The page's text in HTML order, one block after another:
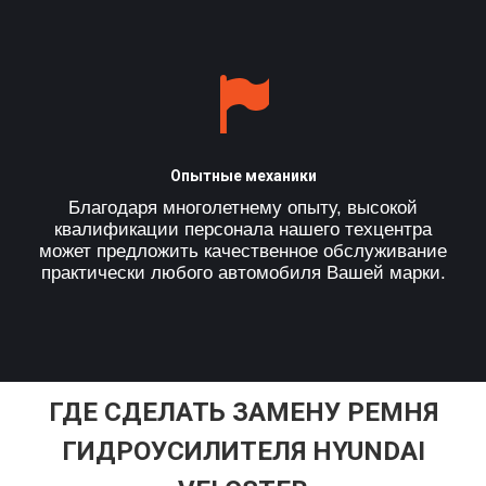
Опытные механики
Благодаря многолетнему опыту, высокой
квалификации персонала нашего техцентра
может предложить качественное обслуживание
практически любого автомобиля Вашей марки.
ГДЕ СДЕЛАТЬ ЗАМЕНУ РЕМНЯ
ГИДРОУСИЛИТЕЛЯ HYUNDAI